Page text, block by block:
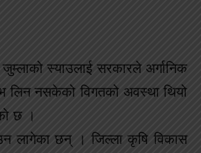
स्याउलाई सरकारले अर्गानिक
लिन नसकेको विगतको अवस्था थियो
छ ।
लागेका छन् । जिल्ला कृषि विकास